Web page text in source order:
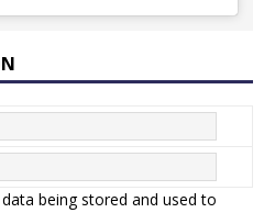
being stored and used to